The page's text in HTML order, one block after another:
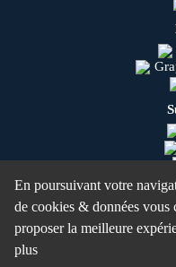
En poursuivant votre
de cookies & données vous
proposer la meilleure
plus